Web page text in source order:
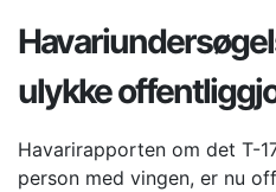
ulykke
Havarirapporten om det T-
person med vingen, er nu